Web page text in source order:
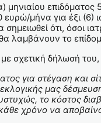
επιδόματος
μήνα για έξι
ότι, όσοι
λαμβάνουν το
σχετική δήλωσή του,
για στέγαση και
μας
το κόστος
χρόνο να